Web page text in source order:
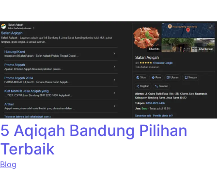
5 Aqiqah Bandung Pilihan
Terbaik
Blog